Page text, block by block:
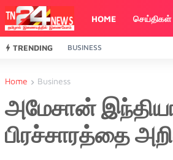
HOME செய்திகள்
TRENDING BUSINESS
Home Business
அமேசான் இந்தியா
பிரச்சாரத்தை